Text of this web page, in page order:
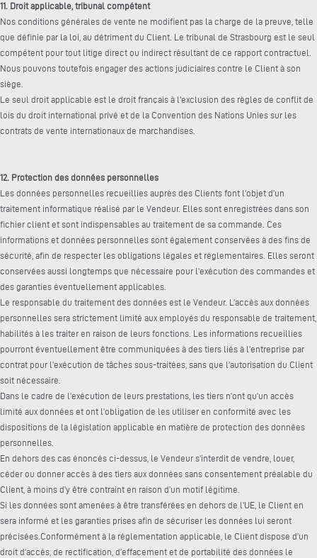
11. Droit applicable, tribunal compétent
Nos conditions générales de vente ne modifient pas la charge de la preuve, telle
que définie par la loi, au détriment du Client. Le tribunal de Strasbourg est le seul
compétent pour tout litige direct ou indirect résultant de ce rapport contractuel.
Nous pouvons toutefois engager des actions judiciaires contre le Client à son
siège.
Le seul droit applicable est le droit français à l'exclusion des règles de conflit de
lois du droit international privé et de la Convention des Nations Unies sur les
contrats de vente internationaux de marchandises.
12. Protection des données personnelles
Les données personnelles recueillies auprès des Clients font l’objet d’un
traitement informatique réalisé par le Vendeur. Elles sont enregistrées dans son
fichier client et sont indispensables au traitement de sa commande. Ces
informations et données personnelles sont également conservées à des fins de
sécurité, afin de respecter les obligations légales et réglementaires. Elles seront
conservées aussi longtemps que nécessaire pour l’exécution des commandes et
des garanties éventuellement applicables.
Le responsable du traitement des données est le Vendeur. L’accès aux données
personnelles sera strictement limité aux employés du responsable de traitement,
habilités à les traiter en raison de leurs fonctions. Les informations recueillies
pourront éventuellement être communiquées à des tiers liés à l’entreprise par
contrat pour l’exécution de tâches sous-traitées, sans que l’autorisation du Client
soit nécessaire.
Dans le cadre de l’exécution de leurs prestations, les tiers n’ont qu’un accès
limité aux données et ont l’obligation de les utiliser en conformité avec les
dispositions de la législation applicable en matière de protection des données
personnelles.
En dehors des cas énoncés ci-dessus, le Vendeur s’interdit de vendre, louer,
céder ou donner accès à des tiers aux données sans consentement préalable du
Client, à moins d’y être contraint en raison d’un motif légitime.
Si les données sont amenées à être transférées en dehors de l’UE, le Client en
sera informé et les garanties prises afin de sécuriser les données lui seront
précisées.Conformément à la réglementation applicable, le Client dispose d’un
droit d’accès, de rectification, d’effacement et de portabilité des données le